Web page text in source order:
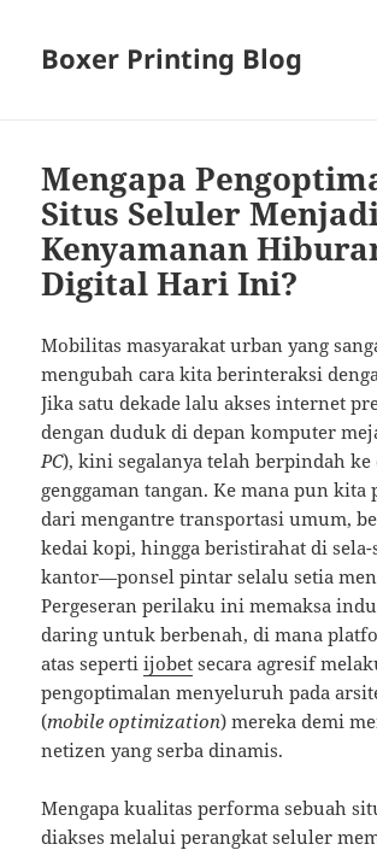
Boxer Printing Blog
Mengapa
Situs Seluler
Kenyamanan
Digital Hari Ini?
Mobilitas masyarakat urban yang
mengubah cara kita berinteraksi
Jika satu dekade lalu akses internet
dengan duduk di depan komputer
PC), kini segalanya telah berpindah ke
genggaman tangan. Ke mana pun
dari mengantre transportasi umum,
kedai kopi, hingga beristirahat di sela-
kantor—ponsel pintar selalu setia
Pergeseran perilaku ini memaksa
daring untuk berbenah, di mana
atas sepertiijobet secara agresif
pengoptimalan menyeluruh pada
(mobile optimization) mereka demi
netizen yang serba dinamis.
Mengapa kualitas performa sebuah
diakses melalui perangkat seluler